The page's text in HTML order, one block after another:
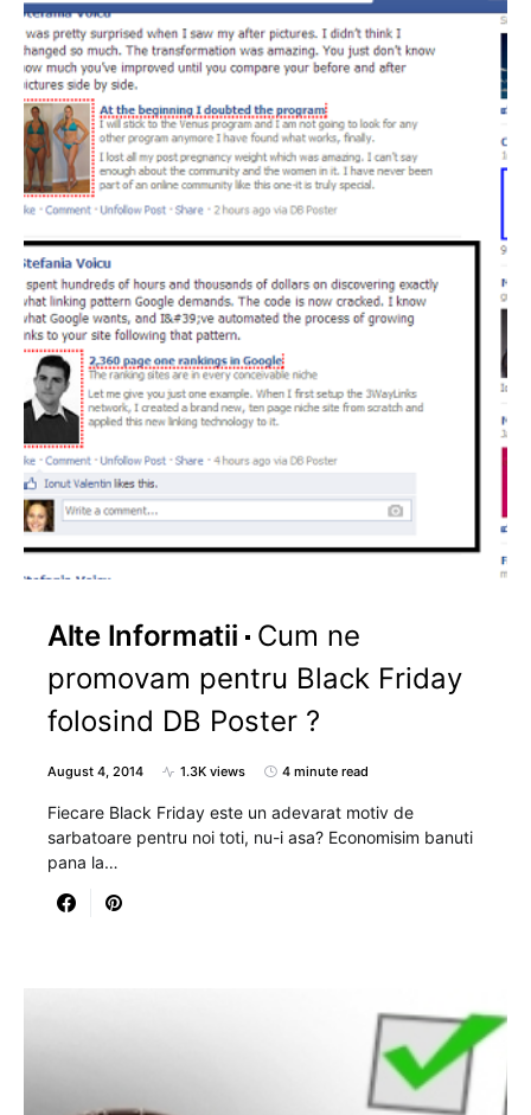
Alte Informatii
Cum ne
promovam pentru Black Friday
folosind DB Poster ?
August 4, 2014 1.3K views 4 minute read
Fiecare Black Friday este un adevarat motiv de
sarbatoare pentru noi toti, nu-i asa? Economisim banuti
pana la…